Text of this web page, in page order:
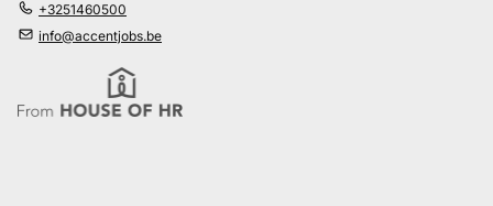
+3251460500
info@accentjobs.be